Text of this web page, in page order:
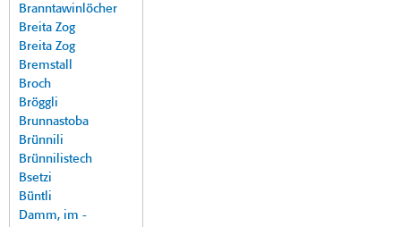
Branntawinlöcher
Breita Zog
Breita Zog
Bremstall
Broch
Bröggli
Brunnastoba
Brünnili
Brünnilistech
Bsetzi
Büntli
Damm, im -